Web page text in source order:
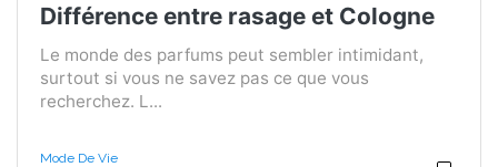
Différence entre rasage et Cologne
Le monde des parfums peut sembler intimidant,
surtout si vous ne savez pas ce que vous
recherchez. L...
Mode De Vie